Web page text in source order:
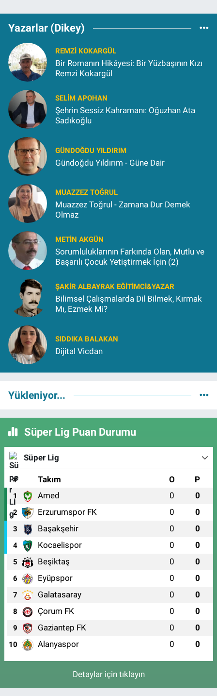
Yazarlar (Dikey)
REMZI KOKARGÜL
Bir Romanın Hikâyesi: Bir Yüzbaşının Kızı
Remzi Kokargül
SELIM APOHAN
Şehrin Sessiz Kahramanı: Oğuzhan Ata
Sadıkoğlu
GÜNDOĞDU YILDIRIM
Gündoğdu Yıldırım - Güne Dair
MUAZZEZ TOĞRUL
Muazzez Toğrul - Zamana Dur Demek
Olmaz
METIN AKGÜN
Sorumluluklarının Farkında Olan, Mutlu ve
Başarılı Çocuk Yetiştirmek İçin (2)
ŞAKIR ALBAYRAK EĞITIMCI&YAZAR
Bilimsel Çalışmalarda Dil Bilmek, Kırmak
Mı, Ezmek Mi?
SIDDIKA BALAKAN
Dijital Vicdan
Yükleniyor...
Süper Lig Puan Durumu
Süper Lig
# Takım O P
1 Amed 0 0
2 Erzurumspor FK 0 0
3 Başakşehir 0 0
4 Kocaelispor 0 0
5 Beşiktaş 0 0
6 Eyüpspor 0 0
7 Galatasaray 0 0
8 Çorum FK 0 0
9 Gaziantep FK 0 0
10 Alanyaspor 0 0
Detaylar için tıklayın